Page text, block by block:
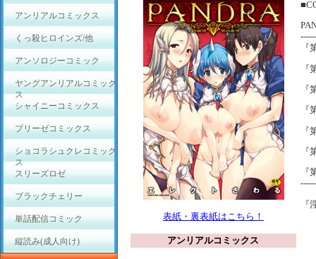
アンリアルコミックス
くっ殺ヒロインズ/他
アンソロジーコミック
ヤングアンリアルコミック
ス
シャイニーコミックス
ブリーゼコミックス
ショコラシュクレコミック
ス
スリーズロゼ
ブラックチェリー
単話配信コミック
縦読み(成人向け)
表紙・裏表紙はこちら！
アンリアルコミックス
『
『